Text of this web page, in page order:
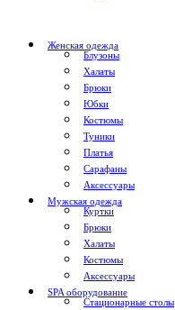
Женская одежда
Блузоны
Халаты
Брюки
Юбки
Костюмы
Туники
Платья
Сарафаны
Аксессуары
Мужская одежда
Куртки
Брюки
Халаты
Костюмы
Аксессуары
SPA оборудование
Стационарные столы